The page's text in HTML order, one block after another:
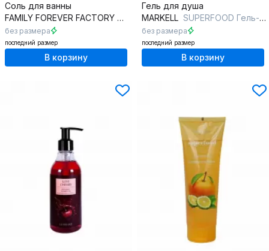
Соль для ванны
FAMILY FOREVER FACTORYOrganic Boom Гималайская соль
без размера
последний размер
В корзину
Гель для душа
MARKELL SUPERFOOD Гель-йогурт для душа персик и маракуя
без размера
последний размер
В корзину